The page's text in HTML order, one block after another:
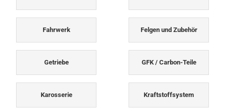
Fahrwerk Felgen und Zubehör
Getriebe GFK / Carbon-Teile
Karosserie Kraftstoffsystem